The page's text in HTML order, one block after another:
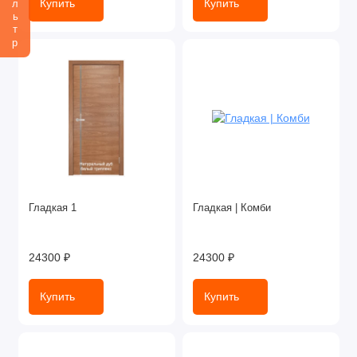
Купить Купить
Гладкая 1
24300 ₽
Купить
Гладкая | Комби
24300 ₽
Купить